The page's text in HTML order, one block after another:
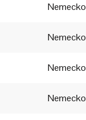
Nemecko
Nemecko
Nemecko
Nemecko